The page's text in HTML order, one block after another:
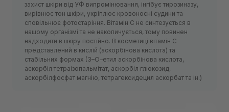
захист шкіри від УФ випромінювання, інгібує тирозиназу,
вирівнює тон шкіри, укріплює кровоносні судини та
сповільнює фотостаріння. Вітамін С не синтезується в
нашому організмі та не накопичується, тому повинен
надходити в шкіру постійно. В косметиці вітамін С
представлений в кислій (аскорбінова кислота) та
стабільних формах (3–О–етил аскорбінова кислота,
аскорбіл тетраізопальмітат, аскорбіл глюкозид,
аскорбілфосфат магнію, тетрагексидецил аскорбат та ін.)